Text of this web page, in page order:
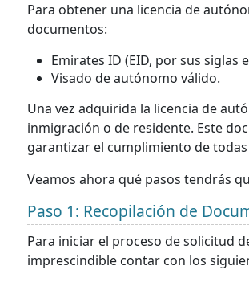
Para obtener una licencia de
documentos:
Emirates ID (EID, por sus siglas
Visado de autónomo válido.
Una vez adquirida la licencia de
inmigración o de residente. Este
garantizar el cumplimiento de
Veamos ahora qué pasos tendrás
Paso 1: Recopilación de
Para iniciar el proceso de solicitud
imprescindible contar con los